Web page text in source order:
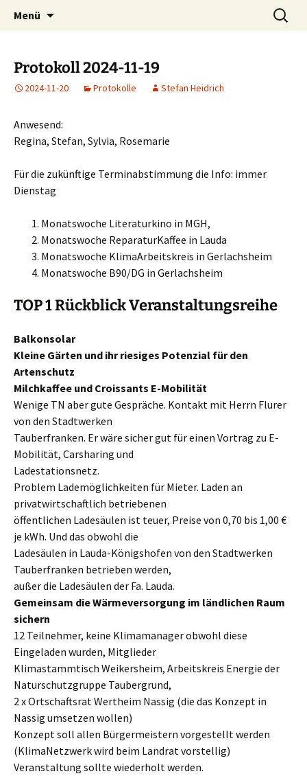
Klimaarbeitskreis
Lauda-Königshofen
Menü
Suchen
nach:
Protokoll 2024-11-19
2024-11-20 Protokolle Stefan Heidrich
Anwesend:
Regina, Stefan, Sylvia, Rosemarie
Für die zukünftige Terminabstimmung die Info: immer
Dienstag
Monatswoche Literaturkino in MGH,
Monatswoche ReparaturKaffee in Lauda
Monatswoche KlimaArbeitskreis in Gerlachsheim
Monatswoche B90/DG in Gerlachsheim
TOP 1 Rückblick Veranstaltungsreihe
Balkonsolar
Kleine Gärten und ihr riesiges Potenzial für den
Artenschutz
Milchkaffee und Croissants E-Mobilität
Wenige TN aber gute Gespräche. Kontakt mit Herrn Flurer
von den Stadtwerken
Tauberfranken. Er wäre sicher gut für einen Vortrag zu E-
Mobilität, Carsharing und
Ladestationsnetz.
Problem Lademöglichkeiten für Mieter. Laden an
privatwirtschaftlich betriebenen
öffentlichen Ladesäulen ist teuer, Preise von 0,70 bis 1,00 €
je kWh. Und das obwohl die
Ladesäulen in Lauda-Königshofen von den Stadtwerken
Tauberfranken betrieben werden,
außer die Ladesäulen der Fa. Lauda.
Gemeinsam die Wärmeversorgung im ländlichen Raum
sichern
12 Teilnehmer, keine Klimamanager obwohl diese
Eingeladen wurden, Mitglieder
Klimastammtisch Weikersheim, Arbeitskreis Energie der
Naturschutzgruppe Taubergrund,
2 x Ortschaftsrat Wertheim Nassig (die das Konzept in
Nassig umsetzen wollen)
Konzept soll allen Bürgermeistern vorgestellt werden
(KlimaNetzwerk wird beim Landrat vorstellig)
Veranstaltung sollte wiederholt werden.